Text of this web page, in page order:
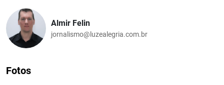
Almir Felin
jornalismo@luzealegria.com.br
Fotos